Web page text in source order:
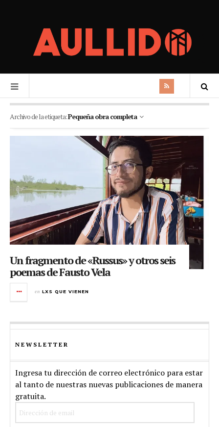
Archivo de la etiqueta:Pequeña obra completa
Un fragmento de «Russus» y otros seis
poemas de Fausto Vela
en LXS QUE VIENEN
NEWSLETTER
Ingresa tu dirección de correo electrónico para estar
al tanto de nuestras nuevas publicaciones de manera
gratuita.